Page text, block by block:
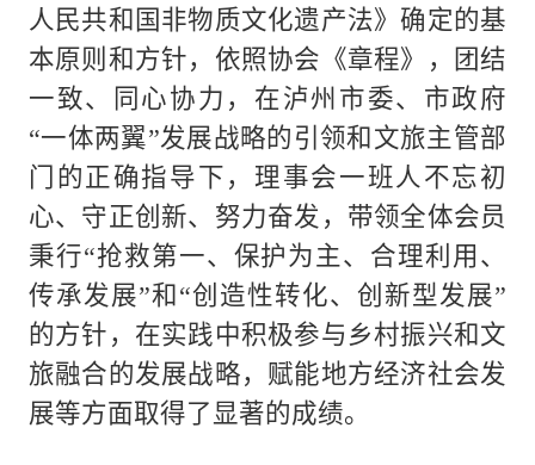
人民共和国非物质文化遗产法》确定的基
本原则和方针，依照协会《章程》，团结
一致、同心协力，在泸州市委、市政府
“一体两翼”发展战略的引领和文旅主管部
门的正确指导下，理事会一班人不忘初
心、守正创新、努力奋发，带领全体会员
秉行“抢救第一、保护为主、合理利用、
传承发展”和“创造性转化、创新型发展”
的方针，在实践中积极参与乡村振兴和文
旅融合的发展战略，赋能地方经济社会发
展等方面取得了显著的成绩。